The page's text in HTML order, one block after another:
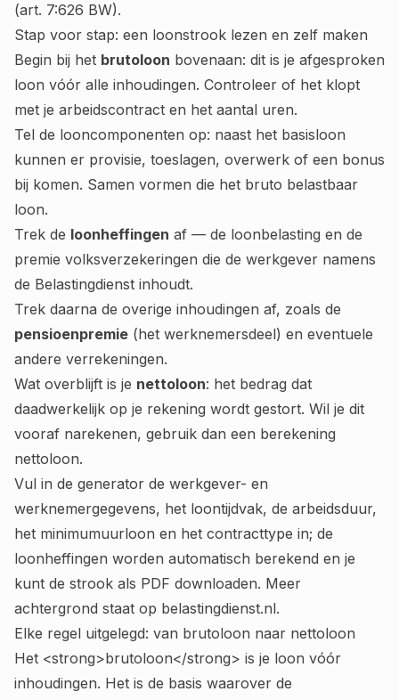
(art. 7:626 BW).
Stap voor stap: een loonstrook lezen en zelf maken
Begin bij het brutoloon bovenaan: dit is je afgesproken
loon vóór alle inhoudingen. Controleer of het klopt
met je arbeidscontract en het aantal uren.
Tel de looncomponenten op: naast het basisloon
kunnen er provisie, toeslagen, overwerk of een bonus
bij komen. Samen vormen die het bruto belastbaar
loon.
Trek de loonheffingen af — de loonbelasting en de
premie volksverzekeringen die de werkgever namens
de Belastingdienst inhoudt.
Trek daarna de overige inhoudingen af, zoals de
pensioenpremie (het werknemersdeel) en eventuele
andere verrekeningen.
Wat overblijft is je nettoloon: het bedrag dat
daadwerkelijk op je rekening wordt gestort. Wil je dit
vooraf narekenen, gebruik dan een berekening
nettoloon.
Vul in de generator de werkgever- en
werknemergegevens, het loontijdvak, de arbeidsduur,
het minimumuurloon en het contracttype in; de
loonheffingen worden automatisch berekend en je
kunt de strook als PDF downloaden. Meer
achtergrond staat op belastingdienst.nl.
Elke regel uitgelegd: van brutoloon naar nettoloon
Het <strong>brutoloon</strong> is je loon vóór
inhoudingen. Het is de basis waarover de